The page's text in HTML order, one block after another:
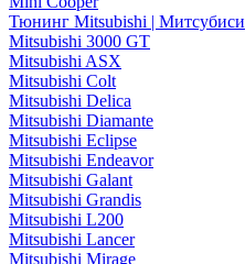
Тюнинг Mitsubishi | Митсубиси
Mitsubishi 3000 GT
Mitsubishi ASX
Mitsubishi Colt
Mitsubishi Delica
Mitsubishi Diamante
Mitsubishi Eclipse
Mitsubishi Endeavor
Mitsubishi Galant
Mitsubishi Grandis
Mitsubishi L200
Mitsubishi Lancer
Mitsubishi Mirage